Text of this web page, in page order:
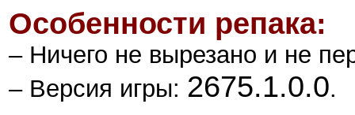
Особенности репака:
– Ничего не вырезано и не
– Версия игры: 2675.1.0.0.